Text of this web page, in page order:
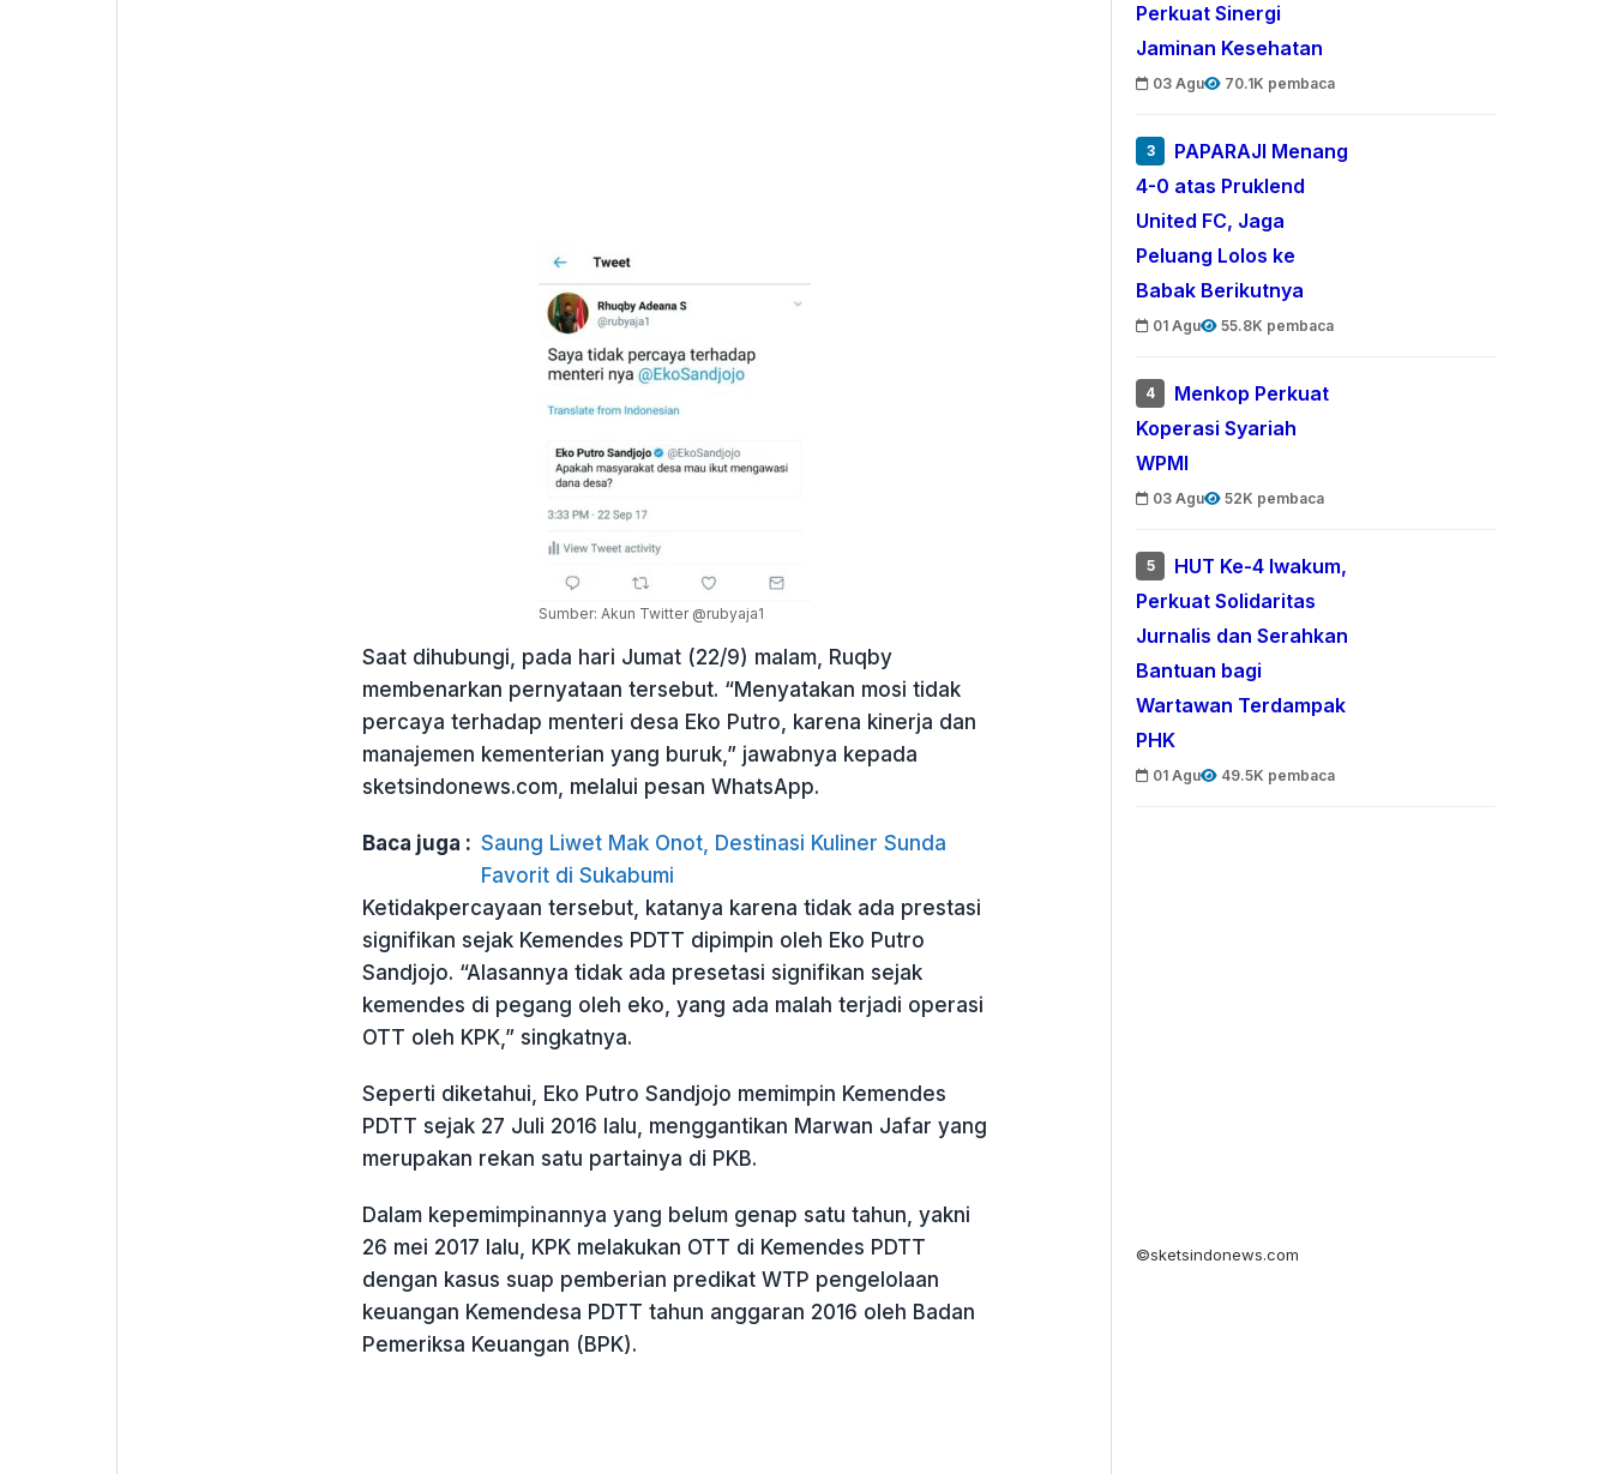
Sumber: Akun Twitter @rubyaja1
Saat dihubungi, pada hari Jumat (22/9) malam, Ruqby
membenarkan pernyataan tersebut. “Menyatakan mosi tidak
percaya terhadap menteri desa Eko Putro, karena kinerja dan
manajemen kementerian yang buruk,” jawabnya kepada
sketsindonews.com, melalui pesan WhatsApp.
Baca juga : Saung Liwet Mak Onot, Destinasi Kuliner Sunda
Favorit di Sukabumi
Ketidakpercayaan tersebut, katanya karena tidak ada prestasi
signifikan sejak Kemendes PDTT dipimpin oleh Eko Putro
Sandjojo. “Alasannya tidak ada presetasi signifikan sejak
kemendes di pegang oleh eko, yang ada malah terjadi operasi
OTT oleh KPK,” singkatnya.
Seperti diketahui, Eko Putro Sandjojo memimpin Kemendes
PDTT sejak 27 Juli 2016 lalu, menggantikan Marwan Jafar yang
merupakan rekan satu partainya di PKB.
Dalam kepemimpinannya yang belum genap satu tahun, yakni
26 mei 2017 lalu, KPK melakukan OTT di Kemendes PDTT
dengan kasus suap pemberian predikat WTP pengelolaan
keuangan Kemendesa PDTT tahun anggaran 2016 oleh Badan
Pemeriksa Keuangan (BPK).
Perkuat Sinergi
Jaminan Kesehatan
03 Agu 70.1K pembaca
3
PAPARAJI Menang
4-0 atas Pruklend
United FC, Jaga
Peluang Lolos ke
Babak Berikutnya
01 Agu 55.8K pembaca
4
Menkop Perkuat
Koperasi Syariah
WPMI
03 Agu 52K pembaca
5
HUT Ke-4 Iwakum,
Perkuat Solidaritas
Jurnalis dan Serahkan
Bantuan bagi
Wartawan Terdampak
PHK
01 Agu 49.5K pembaca
©sketsindonews.com